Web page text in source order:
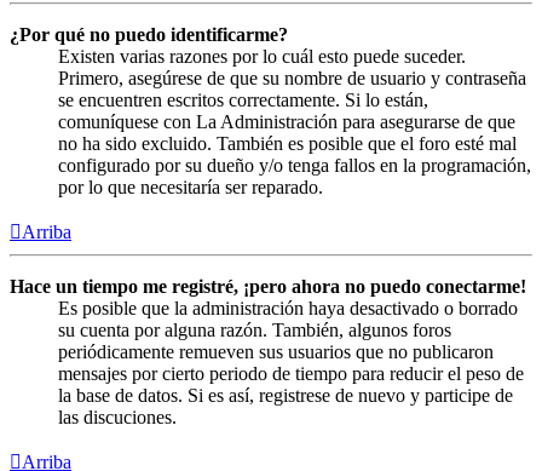
¿Por qué no puedo identificarme?
Existen varias razones por lo cuál esto puede suceder.
Primero, asegúrese de que su nombre de usuario y contraseña
se encuentren escritos correctamente. Si lo están,
comuníquese con La Administración para asegurarse de que
no ha sido excluido. También es posible que el foro esté mal
configurado por su dueño y/o tenga fallos en la programación,
por lo que necesitaría ser reparado.
Arriba
Hace un tiempo me registré, ¡pero ahora no puedo conectarme!
Es posible que la administración haya desactivado o borrado
su cuenta por alguna razón. También, algunos foros
periódicamente remueven sus usuarios que no publicaron
mensajes por cierto periodo de tiempo para reducir el peso de
la base de datos. Si es así, registrese de nuevo y participe de
las discuciones.
Arriba